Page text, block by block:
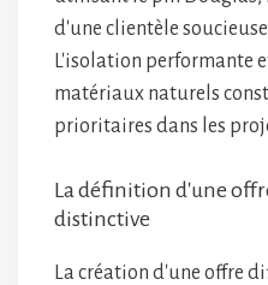
d'une clientèle
L'isolation performante
matériaux naturels
prioritaires dans les
La définition d'une
distinctive
La création d'une offre